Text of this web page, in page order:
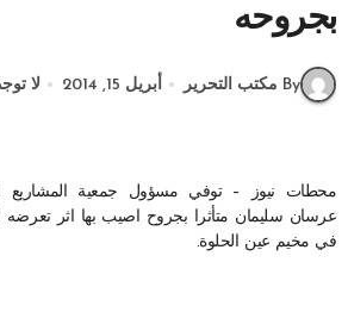
بجروحه
By مكتب التحرير أبريل 15, 2014 لا
محطات نيوز – توفي مسؤول جمعية المشاريع الاسلامية “الأحباش” الشيخ
عرسان سليمان متأثرا بجروح اصيب بها اثر تعرضه
في مخيم عين الحلوة.